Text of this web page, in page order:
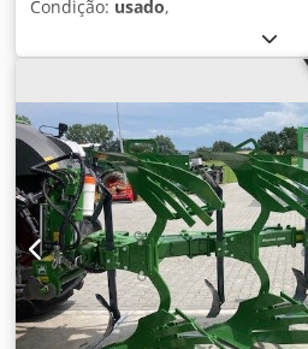
Condição: usado,